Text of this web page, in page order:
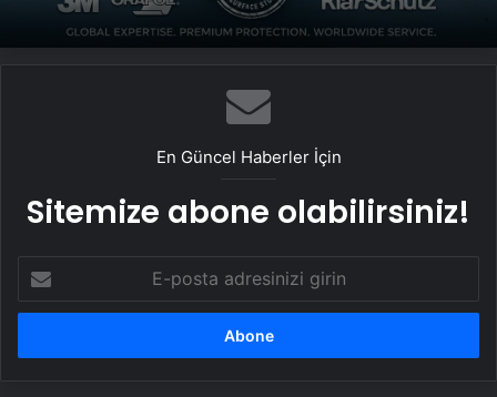
En Güncel Haberler İçin
Sitemize abone olabilirsiniz!
posta
adresinizi